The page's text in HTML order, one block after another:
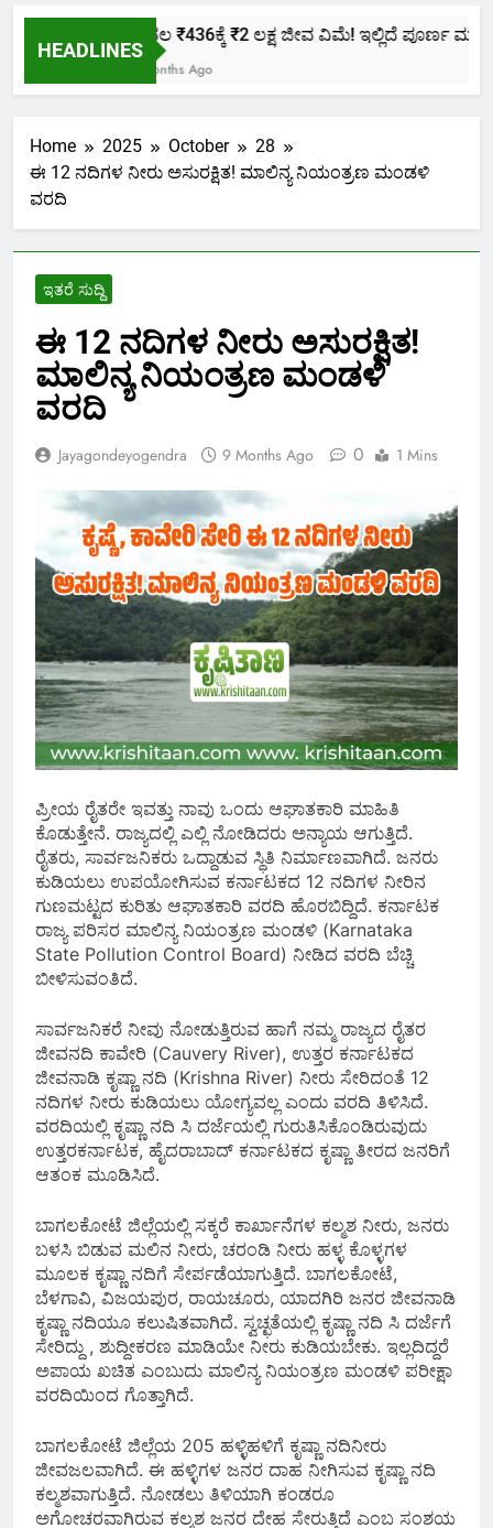
HEADLINES
ಕೇವಲ ₹436ಕ್ಕೆ ₹2 ಲಕ್ಷ ಜೀವ ವಿಮೆ! ಇಲ್ಲಿದೆ ಪೂರ್ಣ ಮಾಹಿತಿ.
2 Months Ago
Home 2025 October
28
ಈ 12 ನದಿಗಳ ನೀರು ಅಸುರಕ್ಷಿತ! ಮಾಲಿನ್ಯ ನಿಯಂತ್ರಣ ‌ಮಂಡಳಿ
ವರದಿ
ಇತರೆ ಸುದ್ದಿ
ಈ 12 ನದಿಗಳ ನೀರು ಅಸುರಕ್ಷಿತ!
ಮಾಲಿನ್ಯ ನಿಯಂತ್ರಣ ‌ಮಂಡಳಿ
ವರದಿ
Jayagondeyogendra 9 Months Ago 0 1 Mins
ಪ್ರೀಯ ರೈತರೇ ಇವತ್ತು ನಾವು ಒಂದು ಆಘಾತಕಾರಿ ಮಾಹಿತಿ
ಕೊಡುತ್ತೇನೆ. ರಾಜ್ಯದಲ್ಲಿ ಎಲ್ಲಿ ನೋಡಿದರು ಅನ್ಯಾಯ ಆಗುತ್ತಿದೆ.
ರೈತರು, ಸಾರ್ವಜನಿಕರು ಒದ್ದಾಡುವ ಸ್ಥಿತಿ ನಿರ್ಮಾಣವಾಗಿದೆ. ಜನರು
ಕುಡಿಯಲು ಉಪಯೋಗಿಸುವ ಕರ್ನಾಟಕದ 12 ನದಿಗಳ ನೀರಿನ
ಗುಣಮಟ್ಟದ ಕುರಿತು ಆಘಾತಕಾರಿ ವರದಿ ಹೊರಬಿದ್ದಿದೆ. ಕರ್ನಾಟಕ
ರಾಜ್ಯ ಪರಿಸರ ಮಾಲಿನ್ಯ ನಿಯಂತ್ರಣ ‌ಮಂಡಳಿ (Karnataka
State Pollution Control Board) ನೀಡಿದ ವರದಿ ಬೆಚ್ಚಿ
ಬೀಳಿಸುವಂತಿದೆ.
ಸಾರ್ವಜನಿಕರೆ ನೀವು ನೋಡುತ್ತಿರುವ ಹಾಗೆ ನಮ್ಮ ರಾಜ್ಯದ ರೈತರ
ಜೀವನದಿ ಕಾವೇರಿ (Cauvery River), ಉತ್ತರ ಕರ್ನಾಟಕದ
ಜೀವನಾಡಿ ಕೃಷ್ಣಾ ನದಿ (Krishna River) ನೀರು ಸೇರಿದಂತೆ 12
ನದಿಗಳ ನೀರು ಕುಡಿಯಲು ಯೋಗ್ಯವಲ್ಲ ಎಂದು ವರದಿ ತಿಳಿಸಿದೆ.
ವರದಿಯಲ್ಲಿ ಕೃಷ್ಣಾ ನದಿ ಸಿ ದರ್ಜೆಯಲ್ಲಿ ಗುರುತಿಸಿಕೊಂಡಿರುವುದು
ಉತ್ತರಕರ್ನಾಟಕ, ಹೈದರಾಬಾದ್ ಕರ್ನಾಟಕದ ಕೃಷ್ಣಾ ತೀರದ ಜನರಿಗೆ
ಆತಂಕ ಮೂಡಿಸಿದೆ.
ಬಾಗಲಕೋಟೆ ಜಿಲ್ಲೆಯಲ್ಲಿ ಸಕ್ಕರೆ ಕಾರ್ಖಾನೆಗಳ ಕಲ್ಮಶ ನೀರು, ಜನರು
ಬಳಸಿ ಬಿಡುವ ಮಲಿನ ನೀರು, ಚರಂಡಿ ನೀರು ಹಳ್ಳ ಕೊಳ್ಳಗಳ
ಮೂಲಕ ಕೃಷ್ಣಾ ನದಿಗೆ ಸೇರ್ಪಡೆಯಾಗುತ್ತಿದೆ. ಬಾಗಲಕೋಟೆ,
ಬೆಳಗಾವಿ, ವಿಜಯಪುರ, ರಾಯಚೂರು, ಯಾದಗಿರಿ ಜನರ ಜೀವನಾಡಿ
ಕೃಷ್ಣಾ ನದಿಯೂ ಕಲುಷಿತವಾಗಿದೆ. ಸ್ವಚ್ಛತೆಯಲ್ಲಿ ಕೃಷ್ಣಾ ನದಿ ಸಿ ದರ್ಜೆಗೆ
ಸೇರಿದ್ದು , ಶುದ್ದೀಕರಣ ಮಾಡಿಯೇ ನೀರು ಕುಡಿಯಬೇಕು. ಇಲ್ಲದಿದ್ದರೆ
ಅಪಾಯ ಖಚಿತ ಎಂಬುದು ಮಾಲಿನ್ಯ ನಿಯಂತ್ರಣ ಮಂಡಳಿ ಪರೀಕ್ಷಾ
ವರದಿಯಿಂದ ಗೊತ್ತಾಗಿದೆ.
ಬಾಗಲಕೋಟೆ ಜಿಲ್ಲೆಯ 205 ಹಳ್ಳಿಹಳಿಗೆ ಕೃಷ್ಣಾ ನದಿ‌ನೀರು
ಜೀವಜಲವಾಗಿದೆ‌. ಈ ಹಳ್ಳಿಗಳ ಜನರ ದಾಹ ನೀಗಿಸುವ ಕೃಷ್ಣಾ ನದಿ
ಕಲ್ಮಶವಾಗುತ್ತಿದೆ‌. ನೋಡಲು ತಿಳಿಯಾಗಿ ಕಂಡರೂ
ಅಗೋಚರವಾಗಿರುವ ಕಲ್ಮಶ ಜನರ ದೇಹ ಸೇರುತ್ತಿದೆ ಎಂಬ ಸಂಶಯ